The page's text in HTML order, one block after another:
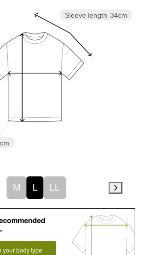
Sleeve length 34cm
M L LL
your body type